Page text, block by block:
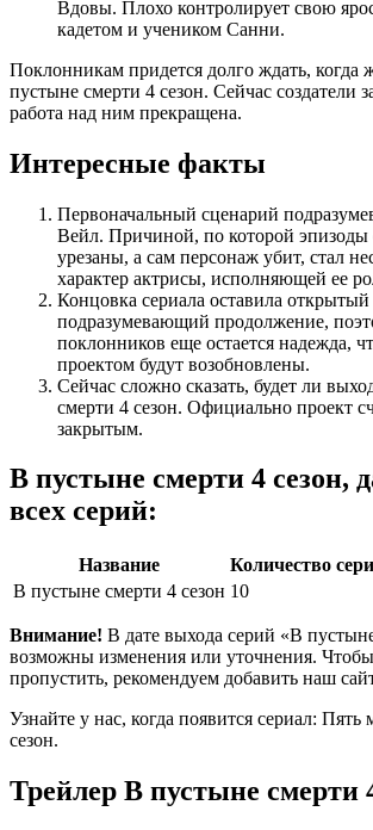
Вдовы. Плохо контролирует свою
кадетом и учеником Санни.
Поклонникам придется долго ждать, когда
пустыне смерти 4 сезон. Сейчас создатели
работа над ним прекращена.
Интересные факты
Первоначальный сценарий
Вейл. Причиной, по которой эпизоды
урезаны, а сам персонаж убит, стал
характер актрисы, исполняющей ее
Концовка сериала оставила
подразумевающий продолжение,
поклонников еще остается надежда,
проектом будут возобновлены.
Сейчас сложно сказать, будет ли
смерти 4 сезон. Официально проект
закрытым.
В пустыне смерти 4 сезон,
всех серий:
Название Количество
В пустыне смерти 4 сезон 10
Внимание! В дате выхода серий «В
возможны изменения или уточнения.
пропустить, рекомендуем добавить наш
Узнайте у нас, когда появится сериал:
сезон.
Трейлер В пустыне смерти